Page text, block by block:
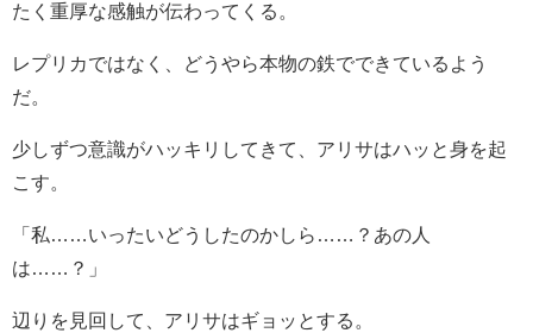
たく重厚な感触が伝わってくる。
レプリカではなく、どうやら本物の鉄でできているよう
だ。
少しずつ意識がハッキリしてきて、アリサはハッと身を起
こす。
「私……いったいどうしたのかしら……？あの人
は……？」
辺りを見回して、アリサはギョッとする。